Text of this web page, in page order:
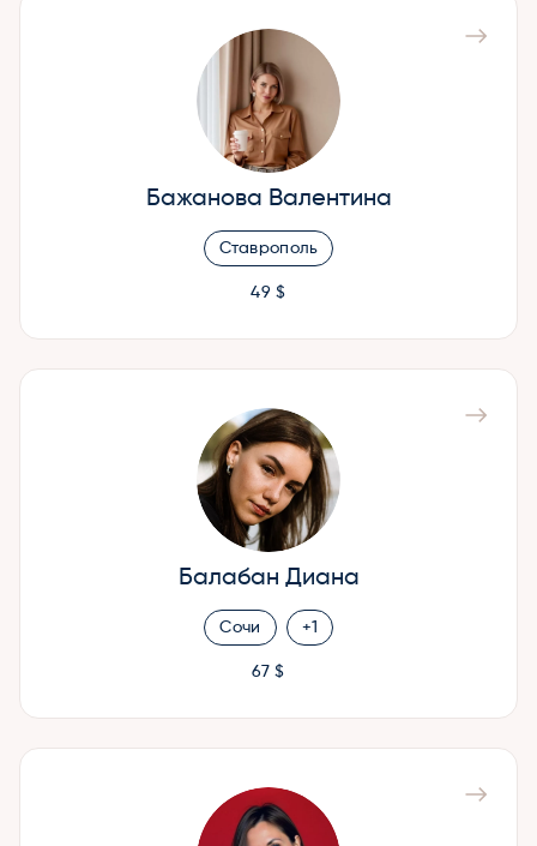
Бажанова Валентина
Ставрополь
49 $
Балабан Диана
Сочи +1
67 $